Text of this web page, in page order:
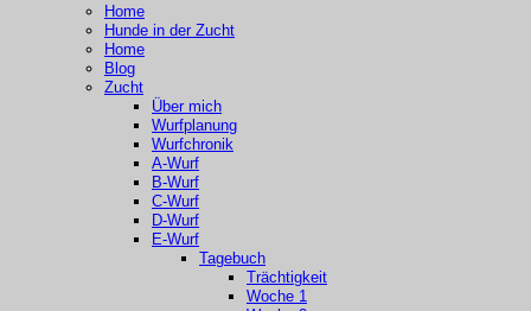
Home
Hunde in der Zucht
Home
Blog
Zucht
Über mich
Wurfplanung
Wurfchronik
A-Wurf
B-Wurf
C-Wurf
D-Wurf
E-Wurf
Tagebuch
Trächtigkeit
Woche 1